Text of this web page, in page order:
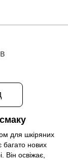
для шкіряних
багато нових
Він освіжає,